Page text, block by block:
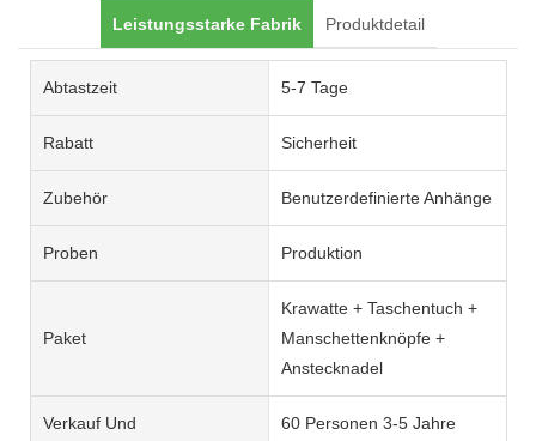
Leistungsstarke Fabrik Produktdetail
Abtastzeit 5-7 Tage
Rabatt Sicherheit
Zubehör Benutzerdefinierte Anhänge
Proben Produktion
Paket
Krawatte + Taschentuch +
Manschettenknöpfe +
Anstecknadel
Verkauf Und
60 Personen 3-5 Jahre